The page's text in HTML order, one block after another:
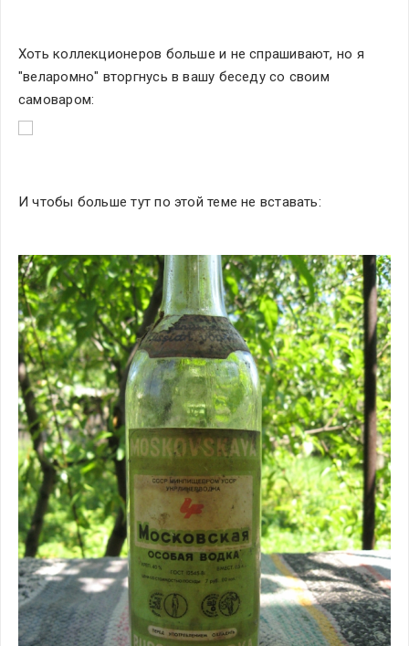
Хоть коллекционеров больше и не спрашивают, но я
"веларомно" вторгнусь в вашу беседу со своим
самоваром:
И чтобы больше тут по этой теме не вставать: